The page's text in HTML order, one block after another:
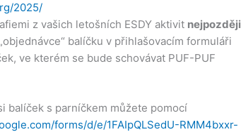
2025/
z vašich letošních ESDY aktivit nejpozději
balíčku v přihlašovacím formuláři
ve kterém se bude schovávat PUF-PUF
balíček s parníčkem můžete pomocí
forms/d/e/1FAIpQLSedU-RMM4bxxr-